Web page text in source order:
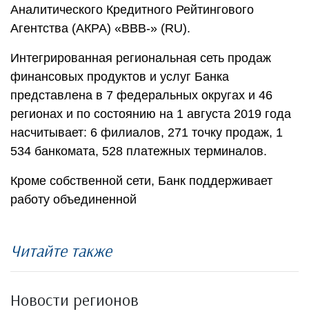
Аналитического Кредитного Рейтингового
Агентства (АКРА) «ВВВ-» (RU).
Интегрированная региональная сеть продаж
финансовых продуктов и услуг Банка
представлена в 7 федеральных округах и 46
регионах и по состоянию на 1 августа 2019 года
насчитывает: 6 филиалов, 271 точку продаж, 1
534 банкомата, 528 платежных терминалов.
Кроме собственной сети, Банк поддерживает
работу объединенной
Читайте также
Новости регионов